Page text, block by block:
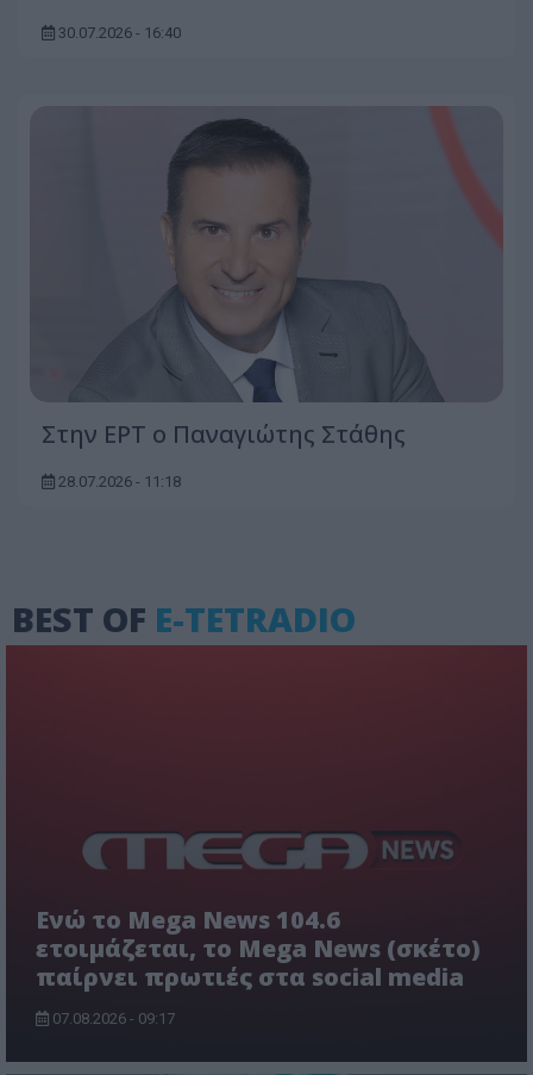
30.07.2026 - 16:40
Στην ΕΡΤ ο Παναγιώτης Στάθης
28.07.2026 - 11:18
BEST OF E-TETRADIO
Ενώ το Mega News 104.6
ετοιμάζεται, το Mega News (σκέτο)
παίρνει πρωτιές στα social media
07.08.2026 - 09:17